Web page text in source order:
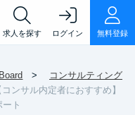
求人を探す ログイン 無料登録
コンサルティング
コンサル内定者におすすめ】
ト